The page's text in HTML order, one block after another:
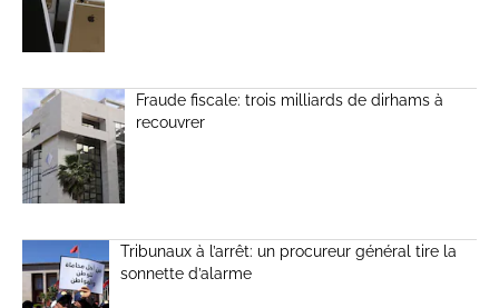
Fraude fiscale: trois milliards de dirhams à
recouvrer
Tribunaux à l’arrêt: un procureur général tire la
sonnette d’alarme